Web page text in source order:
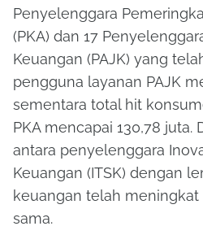
Penyelenggara
(PKA) dan 17
Keuangan (PAJK) yang
pengguna layanan PAJK
sementara total hit
PKA mencapai 130,78 juta.
antara penyelenggara
Keuangan (ITSK) dengan
keuangan telah meningkat
sama.